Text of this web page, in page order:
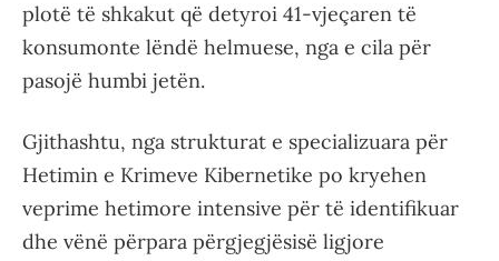
plotë të shkakut që detyroi 41-vjeçaren të
konsumonte lëndë helmuese, nga e cila për
pasojë humbi jetën.
Gjithashtu, nga strukturat e specializuara për
Hetimin e Krimeve Kibernetike po kryehen
veprime hetimore intensive për të identifikuar
dhe vënë përpara përgjegjësisë ligjore